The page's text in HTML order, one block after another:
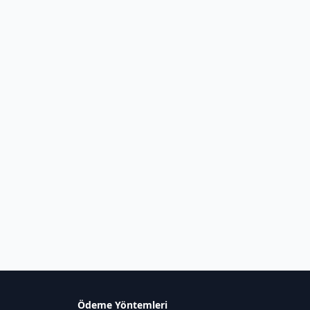
Ödeme Yöntemleri